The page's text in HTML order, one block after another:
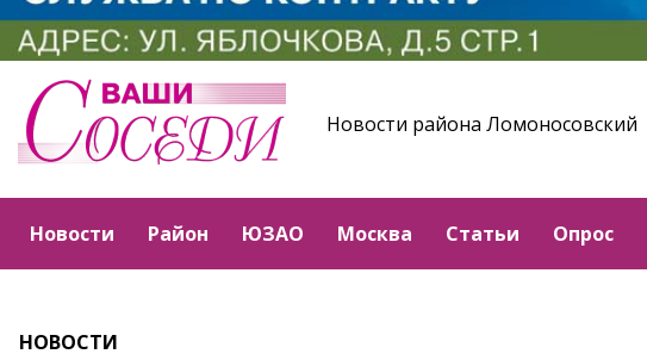
Новости района Ломоносовский
Новости Район ЮЗАО Москва Статьи Опрос
НОВОСТИ